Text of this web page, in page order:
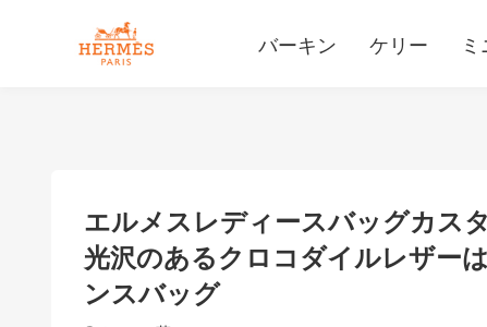
バーキン ケリー
エルメスレディースバッグカス
光沢のあるクロコダイルレザー
ンスバッグ